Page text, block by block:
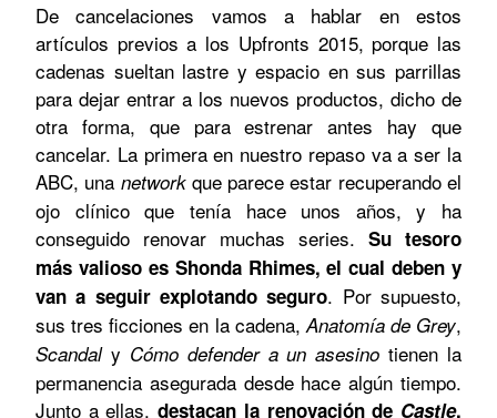
De cancelaciones vamos a hablar en estos
artículos previos a los Upfronts 2015, porque las
cadenas sueltan lastre y espacio en sus parrillas
para dejar entrar a los nuevos productos, dicho de
otra forma, que para estrenar antes hay que
cancelar. La primera en nuestro repaso va a ser la
ABC, una networkque parece estar recuperando el
ojo clínico que tenía hace unos años, y ha
conseguido renovar muchas series. Su tesoro
más valioso es Shonda Rhimes, el cual deben y
van a seguir explotando seguro. Por supuesto,
sus tres ficciones en la cadena,Anatomía de Grey,
Scandaly Cómo defender a un asesino tienen la
permanencia asegurada desde hace algún tiempo.
Junto a ellas,destacan la renovación de Castle,